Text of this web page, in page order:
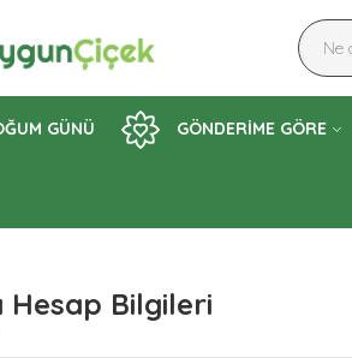
GÜNÜ GÖNDERİME GÖRE
Hesap Bilgileri